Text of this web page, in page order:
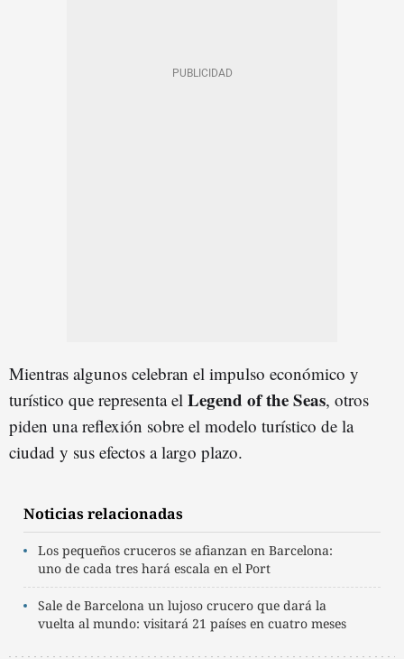
Mientras algunos celebran el impulso económico y
turístico que representa el Legend of the Seas, otros
piden una reflexión sobre el modelo turístico de la
ciudad y sus efectos a largo plazo.
Noticias relacionadas
Los pequeños cruceros se afianzan en Barcelona:
uno de cada tres hará escala en el Port
Sale de Barcelona un lujoso crucero que dará la
vuelta al mundo: visitará 21 países en cuatro meses